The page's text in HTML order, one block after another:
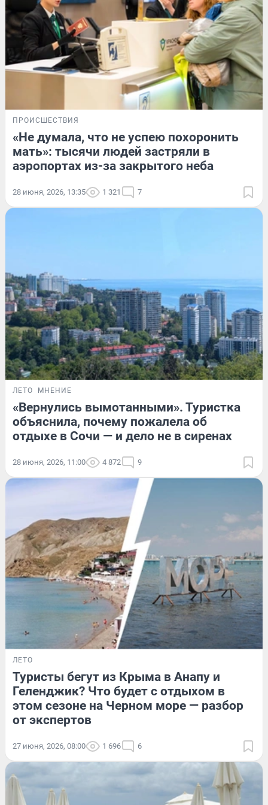
ПРОИСШЕСТВИЯ
«Не думала, что не успею похоронить
мать»: тысячи людей застряли в
аэропортах из-за закрытого неба
28 июня, 2026, 13:35 1 321 7
ЛЕТО МНЕНИЕ
«Вернулись вымотанными». Туристка
объяснила, почему пожалела об
отдыхе в Сочи — и дело не в сиренах
28 июня, 2026, 11:00 4 872 9
ЛЕТО
Туристы бегут из Крыма в Анапу и
Геленджик? Что будет с отдыхом в
этом сезоне на Черном море — разбор
от экспертов
27 июня, 2026, 08:00 1 696 6